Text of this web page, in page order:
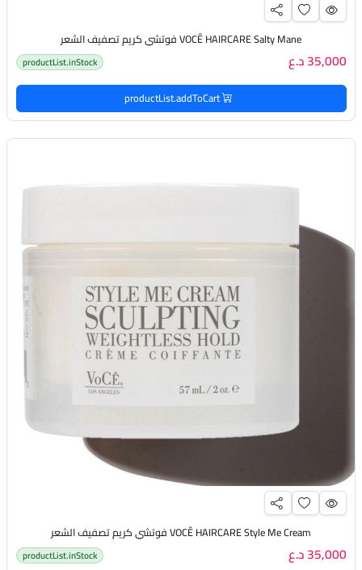
VOCÊ HAIRCARE Salty Mane فوتشي كريم تصفيف الشعر
35,000 د.ع productList.inStock
productList.addToCart
VOCÊ HAIRCARE Style Me Cream فوتشي كريم تصفيف الشعر
35,000 د.ع productList.inStock